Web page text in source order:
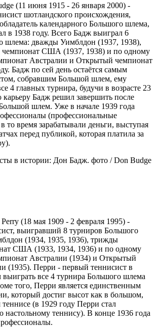
(11 июня 1915 - 26 января 2000) -
шотландского происхождения,
календарного Большого шлема,
в 1938 году. Всего Бадж выиграл 6
шлема: дважды Уимблдон (1937, 1938),
США (1937, 1938) и по одному
Австралии и Открытый чемпионат
Бадж по сей день остаётся самым
собравшим Большой шлем, ему
4 главных турнира, будучи в возрасте 23
Бадж решил завершить после
шлем. Уже в начале 1939 года
(профессиональные
то время зарабатывали деньги, выступая
перед публикой, которая платила за
(18 мая 1909 - 2 февраля 1995) -
выигравший 8 турниров Большого
(1934, 1935, 1936), трижды
США (1933, 1934, 1936) и по одному
Австралии (1934) и Открытый
(1935). Перри - первый теннисист в
выиграть все 4 турнира Большого шлема
того, Перри является единственным
который достиг высот как в большом,
(в 1929 году Перри стал
теннису). В конце 1936 года